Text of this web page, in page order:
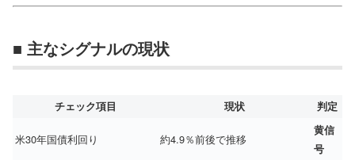
■ 主なシグナルの現状
チェック項目 現状 判定
米30年国債利回り 約4.9％前後で推移
黄信
号